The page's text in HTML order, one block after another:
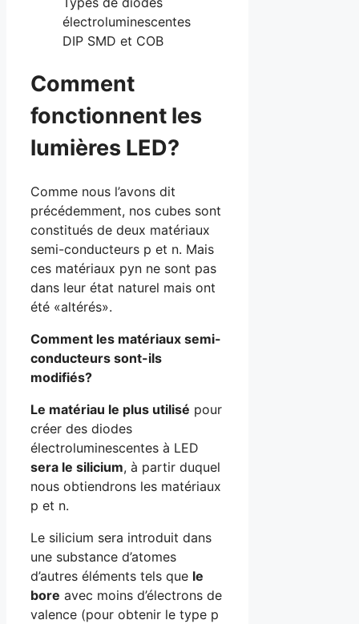
électroluminescentes
DIP SMD et COB
Comment
fonctionnent les
lumières LED?
Comme nous l’avons dit
précédemment, nos cubes sont
constitués de deux matériaux
semi-conducteurs p et n. Mais
ces matériaux pyn ne sont pas
dans leur état naturel mais ont
été «altérés».
Comment les matériaux semi-
conducteurs sont-ils
modifiés?
Le matériau le plus utilisé pour
créer des diodes
électroluminescentes à LED
sera le silicium, à partir duquel
nous obtiendrons les matériaux
p et n.
Le silicium sera introduit dans
une substance d’atomes
d’autres éléments tels que le
bore avec moins d’électrons de
valence (pour obtenir le type p